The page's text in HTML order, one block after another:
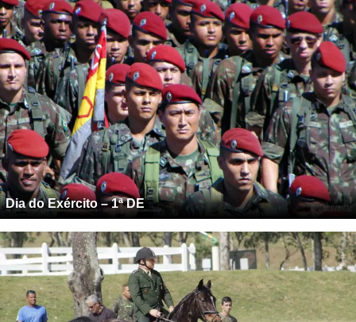
Dia do Exército – 1ª DE